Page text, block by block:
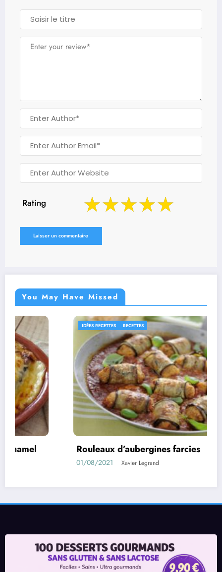
Rating
You May Have Missed
RECETTES
d’aubergines farcies